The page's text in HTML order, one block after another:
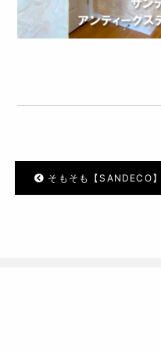
そもそも【SANDECO